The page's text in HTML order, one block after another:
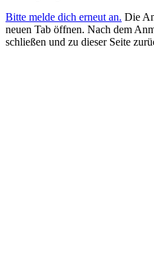
Bitte melde dich erneut an. Die
neuen Tab öffnen. Nach dem
schließen und zu dieser Seite